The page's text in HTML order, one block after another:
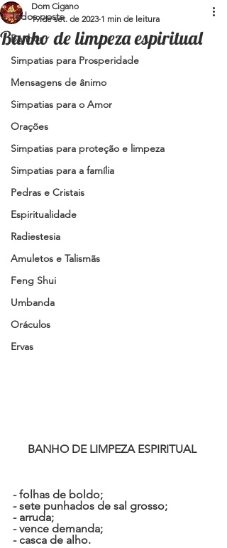
Todos posts
Banhos
Simpatias para Prosperidade
Mensagens de ânimo
Simpatias para o Amor
Orações
Simpatias para proteção e limpeza
Simpatias para a família
Pedras e Cristais
Espiritualidade
Radiestesia
Amuletos e Talismãs
Feng Shui
Umbanda
Oráculos
Ervas
Banho de limpeza espiritual
Dom Cigano
19 de set. de 2023 1 min de leitura
BANHO DE LIMPEZA ESPIRITUAL
- folhas de boldo;
- sete punhados de sal grosso;
- arruda;
- vence demanda;
- casca de alho.